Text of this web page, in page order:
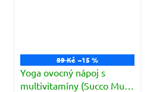
89 Kč –15 %
Yoga ovocný nápoj s
multivitamíny (Succo Multi